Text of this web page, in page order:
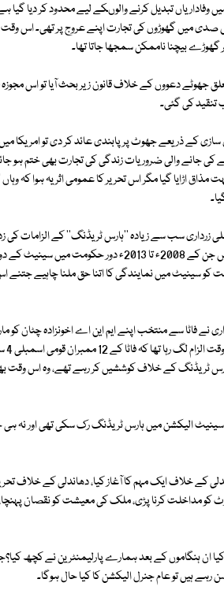
تبدیل کرنے والوںکے لیے محدود کر دیا گیا
میں گھوڑوں کی تجارت اپنے عروج پر تھی۔ اس وقت
بیچنا ناممکن سمجھا جاتا تھا۔
جھوٹے دعووں کے خلاف قانون زیر بحث آیا تو اس مجوزہ
تنقید کی گئی۔
کے ذریعے جھوٹ پر پابندی عائد کر دی تو امریکا
کی جانے والی ضروریات زندگی کی تجارت بھی ختم
اڑایا گیا مگر اس تحریر کا عمومی اثر یہ ہوا کہ
زرداری سب سے زیادہ ''ہارس ٹریڈنگ'' کے الزامات کی
آصف علی زرداری پر الزامات کوئی نئی بات نہیں ہے۔ یہ وہی آصف علی زرداری ہیں جن کے 2008ء تا 2013ء
کو سینیٹ میں نمایندگی کا اتنا حق ملنا چاہیے جتنے
کے سینیٹ
ٹریڈنگ کے خلاف کوششیں کر رہے تھے، وہ اس
الیکشن میں ہارس ٹریڈنگ رک سکی تھی اور نہ ہی
کے خلاف ایک مہم کا آغاز کیا، دھاندلی کے خلاف
کو مداخلت کرنا پڑی، ملک کی معیشت کو نقصان پہنچا،
ان ہنگاموں کے بعد ہمارے پارلیمنٹرین نے کچھ